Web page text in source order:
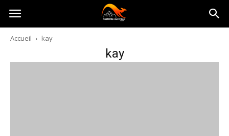
Australia-
australie.com
Accueil kay
kay